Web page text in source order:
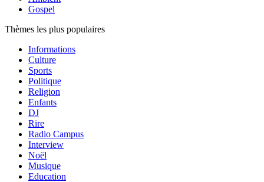
Gospel
Thèmes les plus populaires
Informations
Culture
Sports
Politique
Religion
Enfants
DJ
Rire
Radio Campus
Interview
Noël
Musique
Education